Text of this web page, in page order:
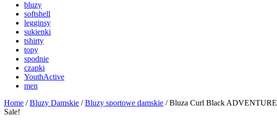
bluzy
softshell
legginsy
sukienki
tshirty
topy
spodnie
czapki
YouthActive
men
Home /Bluzy Damskie /Bluzy sportowe damskie / Bluza Curl Black ADVENTURE
Sale!